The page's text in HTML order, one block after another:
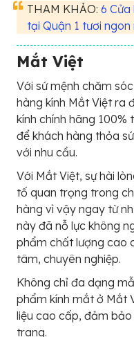
THAM KHẢO: 6
tại Quận 1 tươi ngon
Mắt Việt
Với sứ mệnh chăm
hàng kính Mắt Việt ra
kính chính hãng 100%
để khách hàng thỏa
với nhu cầu.
Với Mắt Việt, sự hài
tố quan trọng trong
hàng vì vậy ngay từ
này đã nỗ lực không
phẩm chất lượng cao
tâm, chuyên nghiệp.
Không chỉ đa dạng
phẩm kính mắt ở Mắt
liệu cao cấp, đảm
trang.